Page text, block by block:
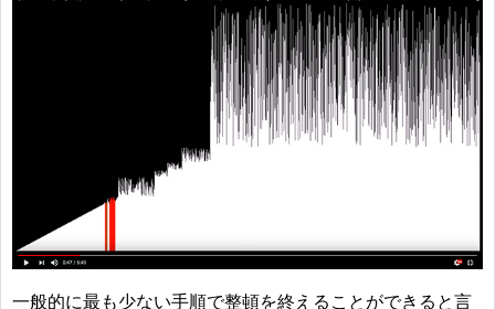
一般的に最も少ない手順で整頓を終えることができると言